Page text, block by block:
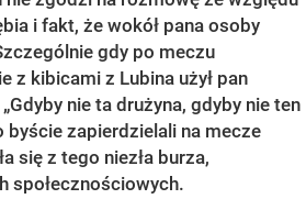
i fakt, że wokół pana osoby
gdy po meczu
z kibicami z Lubina użył pan
nie ta drużyna, gdyby nie ten
byście zapierdzielali na mecze
się z tego niezła burza,
społecznościowych.